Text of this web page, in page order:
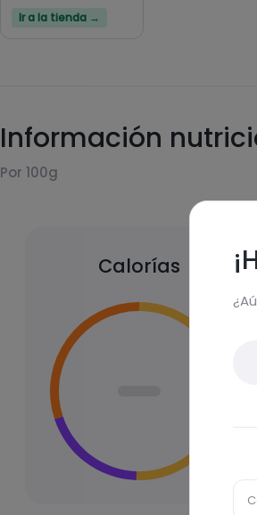
Ir a la tienda →
Información
Por 100g
Calorías